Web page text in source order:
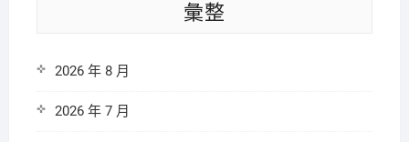
彙整
2026 年 8 月
2026 年 7 月